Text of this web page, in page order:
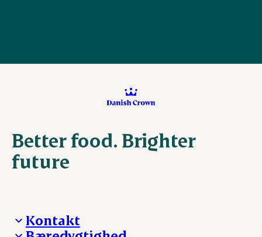
Better food. Brighter
future
Kontakt